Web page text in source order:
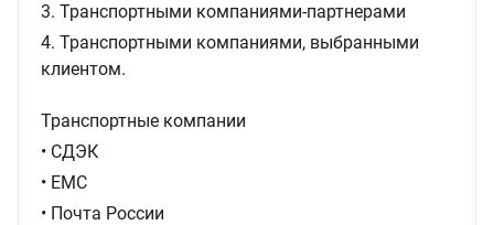
3. Транспортными компаниями-партнерами
4. Транспортными компаниями, выбранными
клиентом.
Транспортные компании
• СДЭК
• ЕМС
• Почта России